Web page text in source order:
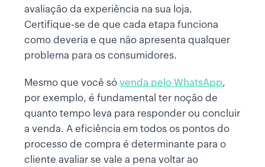
avaliação da experiência na sua loja.
Certifique-se de que cada etapa funciona
como deveria e que não apresenta qualquer
problema para os consumidores.
Mesmo que você só venda pelo WhatsApp,
por exemplo, é fundamental ter noção de
quanto tempo leva para responder ou concluir
a venda. A eficiência em todos os pontos do
processo de compra é determinante para o
cliente avaliar se vale a pena voltar ao